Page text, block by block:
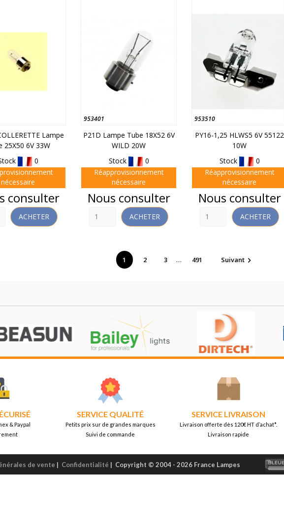
Lampe
25X50 6V 33W
0
nécessaire
consulter
ACHETER
953401
P21D Lampe Tube 18X52 6V
WILD 20W
Stock
0
Réapprovisionnement
nécessaire
Prix
Nous consulter
ACHETER
953510
PY16-1,25 HLWS5 6V 55122
10W
Stock
0
Réapprovisionnement
nécessaire
Prix
Nous consulter
ACHETER
1 2 3 … 491 Suivant 
& Paypal
SERVICE QUALITÉ
Petits prix sur de grandes marques
Suivi de commande
SERVICE LIVRAISON
Livraison offerte dès 120€ HT d’achat*.
Livraison rapide
de vente | Confidentialité | Copyright © 2004 - 2026 France Lampes